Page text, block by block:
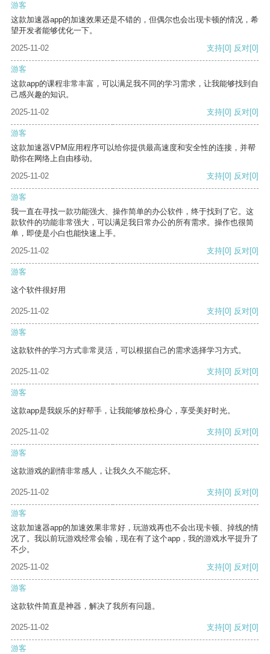
游客
这款加速器app的加速效果还是不错的，但偶尔也会出现卡顿的情况，希
望开发者能够优化一下。
2025-11-02
支持[0] 反对[0]
游客
这款app的课程非常丰富，可以满足我不同的学习需求，让我能够找到自
己感兴趣的知识。
2025-11-02
支持[0] 反对[0]
游客
这款加速器VPM应用程序可以给你提供最高速度和安全性的连接，并帮
助你在网络上自由移动。
2025-11-02
支持[0] 反对[0]
游客
我一直在寻找一款功能强大、操作简单的办公软件，终于找到了它。这
款软件的功能非常强大，可以满足我日常办公的所有需求。操作也很简
单，即使是小白也能快速上手。
2025-11-02
支持[0] 反对[0]
游客
这个软件很好用
2025-11-02 支持[0] 反对[0]
游客
这款软件的学习方式非常灵活，可以根据自己的需求选择学习方式。
2025-11-02 支持[0] 反对[0]
游客
这款app是我娱乐的好帮手，让我能够放松身心，享受美好时光。
2025-11-02 支持[0] 反对[0]
游客
这款游戏的剧情非常感人，让我久久不能忘怀。
2025-11-02 支持[0] 反对[0]
游客
这款加速器app的加速效果非常好，玩游戏再也不会出现卡顿、掉线的情
况了。我以前玩游戏经常会输，现在有了这个app，我的游戏水平提升了
不少。
2025-11-02
支持[0] 反对[0]
游客
这款软件简直是神器，解决了我所有问题。
2025-11-02 支持[0] 反对[0]
游客